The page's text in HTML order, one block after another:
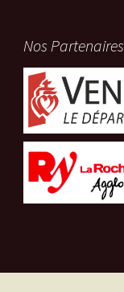
Nos Partenaires